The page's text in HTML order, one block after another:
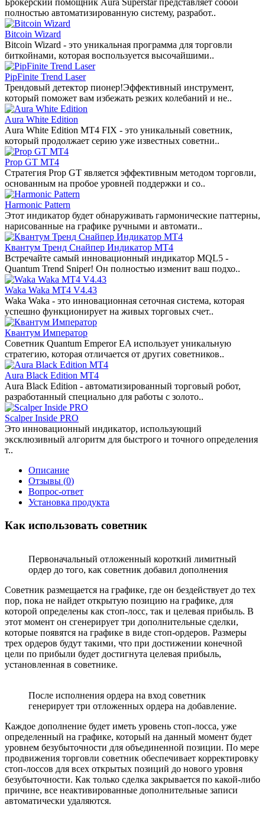
Брокерский помощник Aura Superstar представляет собой
полностью автоматизированную систему, разработ..
Bitcoin Wizard
Bitcoin Wizard - это уникальная программа для торговли
биткойнами, которая воспользуется высочайшими..
PipFinite Trend Laser
Трендовый детектор пионер!Эффективный инструмент,
который поможет вам избежать резких колебаний и не..
Aura White Edition
Aura White Edition MT4 FIX - это уникальный советник,
который продолжает серию уже известных советни..
Prop GT MT4
Стратегия Prop GT является эффективным методом торговли,
основанным на пробое уровней поддержки и со..
Harmonic Pattern
Этот индикатор будет обнаруживать гармонические паттерны,
нарисованные на графике ручными и автомати..
Квантум Тренд Снайпер Индикатор МТ4
Встречайте самый инновационный индикатор MQL5 -
Quantum Trend Sniper! Он полностью изменит ваш подхо..
Waka Waka MT4 V4.43
Waka Waka - это инновационная сеточная система, которая
успешно функционирует на живых торговых счет..
Квантум Император
Советник Quantum Emperor EA использует уникальную
стратегию, которая отличается от других советников..
Aura Black Edition MT4
Aura Black Edition - автоматизированный торговый робот,
разработанный специально для работы с золото..
Scalper Inside PRO
Это инновационный индикатор, использующий
эксклюзивный алгоритм для быстрого и точного определения
т..
Описание
Отзывы (0)
Вопрос-ответ
Установка продукта
Как использовать советник
Первоначальный отложенный короткий лимитный
ордер до того, как советник добавил дополнения
Советник размещается на графике, где он бездействует до тех
пор, пока не найдет открытую позицию на графике, для
которой определены как стоп-лосс, так и целевая прибыль. В
этот момент он сгенерирует три дополнительные сделки,
которые появятся на графике в виде стоп-ордеров. Размеры
трех ордеров будут такими, что при достижении конечной
цели по прибыли будет достигнута целевая прибыль,
установленная в советнике.
После исполнения ордера на вход советник
генерирует три отложенных ордера на добавление.
Каждое дополнение будет иметь уровень стоп-лосса, уже
определенный на графике, который на данный момент будет
уровнем безубыточности для объединенной позиции. По мере
продвижения торговли советник обеспечивает корректировку
стоп-лоссов для всех открытых позиций до нового уровня
безубыточности. Как только сделка закрывается по какой-либо
причине, все неактивированные дополнительные записи
автоматически удаляются.